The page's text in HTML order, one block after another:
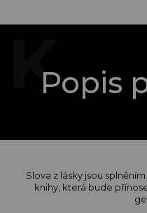
Popis
Slova z lásky jsou
knihy, která bude